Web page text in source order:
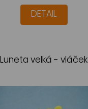
DETAIL
Luneta velká - vláček